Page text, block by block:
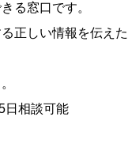
る窓口です。
正しい情報を伝え
相談可能